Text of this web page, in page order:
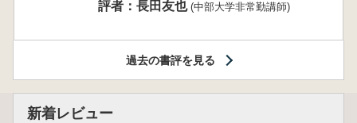
評者：長田友也 (中部大学非常勤講師)
過去の書評を見る
新着レビュー